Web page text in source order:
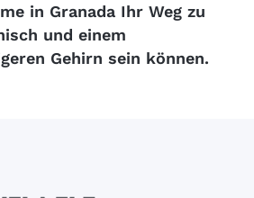
in Granada Ihr Weg zu
und einem
Gehirn sein können.